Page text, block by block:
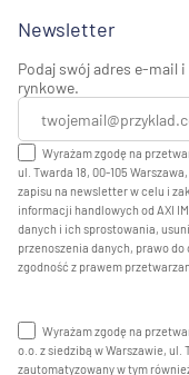
Newsletter
Podaj swój adres e-mail
rynkowe.
Wyrażam zgodę na
ul. Twarda 18, 00-105
zapisu na newsletter w celu i
informacji handlowych od AXI
danych i ich sprostowania,
przenoszenia danych, prawo
zgodność z prawem
Wyrażam zgodę na
o.o. z siedzibą w Warszawie, ul.
zautomatyzowany w tym